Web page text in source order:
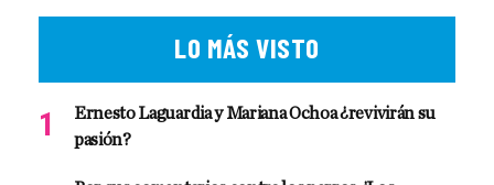
LO MÁS VISTO
Ernesto Laguardia y Mariana Ochoa ¿revivirán su
pasión?